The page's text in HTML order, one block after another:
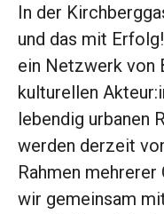
In der
und das mit
ein Netzwerk von
kulturellen
lebendig urbanen
werden derzeit
Rahmen
wir gemeinsam